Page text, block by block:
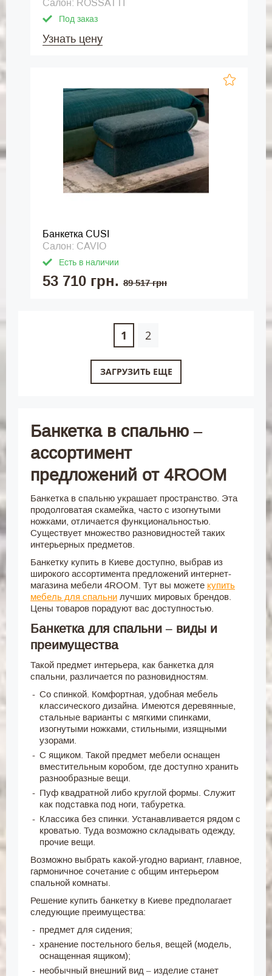
Салон: ROSSATTI
Под заказ
Узнать цену
Банкетка CUSI
Салон: CAVIO
Есть в наличии
53 710 грн. 89 517 грн
1 2
ЗАГРУЗИТЬ ЕЩЕ
Банкетка в спальню –
ассортимент
предложений от 4ROOM
Банкетка в спальню украшает пространство. Эта
продолговатая скамейка, часто с изогнутыми
ножками, отличается функциональностью.
Существует множество разновидностей таких
интерьерных предметов.
Банкетку купить в Киеве доступно, выбрав из
широкого ассортимента предложений интернет-
магазина мебели 4ROOM. Тут вы можете купить
мебель для спальни лучших мировых брендов.
Цены товаров порадуют вас доступностью.
Банкетка для спальни – виды и
преимущества
Такой предмет интерьера, как банкетка для
спальни, различается по разновидностям.
Со спинкой. Комфортная, удобная мебель
классического дизайна. Имеются деревянные,
стальные варианты с мягкими спинками,
изогнутыми ножками, стильными, изящными
узорами.
С ящиком. Такой предмет мебели оснащен
вместительным коробом, где доступно хранить
разнообразные вещи.
Пуф квадратной либо круглой формы. Служит
как подставка под ноги, табуретка.
Классика без спинки. Устанавливается рядом с
кроватью. Туда возможно складывать одежду,
прочие вещи.
Возможно выбрать какой-угодно вариант, главное,
гармоничное сочетание с общим интерьером
спальной комнаты.
Решение купить банкетку в Киеве предполагает
следующие преимущества:
предмет для сидения;
хранение постельного белья, вещей (модель,
оснащенная ящиком);
необычный внешний вид – изделие станет